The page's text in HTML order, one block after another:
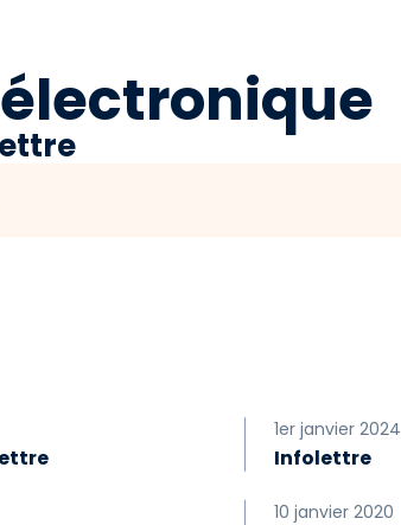
1er janvier 2024
Infolettre
10 janvier 2020